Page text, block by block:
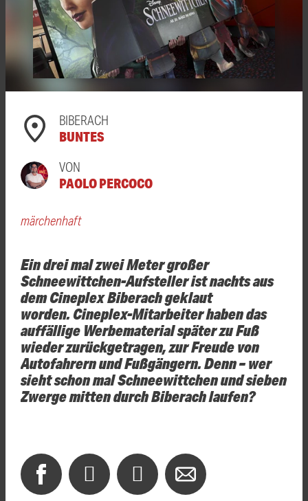
BIBERACH
BUNTES
VON
PAOLO PERCOCO
märchenhaft
Ein drei mal zwei Meter großer
Schneewittchen-Aufsteller ist nachts aus
dem Cineplex Biberach geklaut
worden. Cineplex-Mitarbeiter haben das
auffällige Werbematerial später zu Fuß
wieder zurückgetragen, zur Freude von
Autofahrern und Fußgängern. Denn – wer
sieht schon mal Schneewittchen und sieben
Zwerge mitten durch Biberach laufen?